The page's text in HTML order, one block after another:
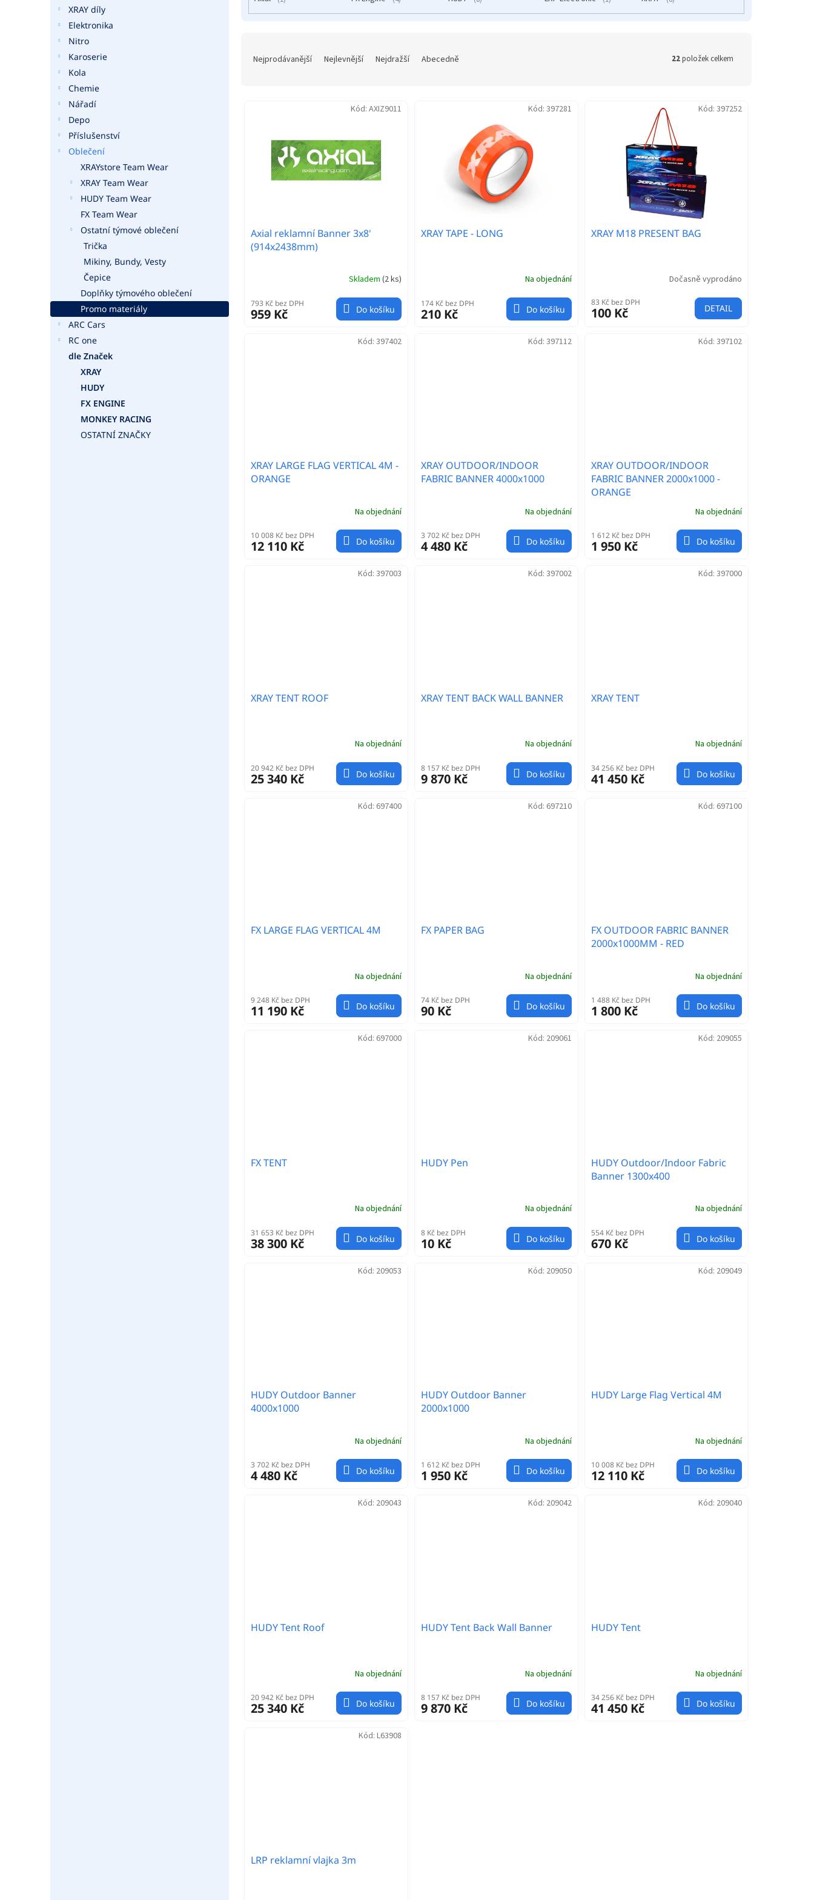
XRAY díly
Elektronika
Nitro
Karoserie
Kola
Chemie
Nářadí
Depo
Příslušenství
Oblečení
XRAYstore Team Wear
XRAY Team Wear
HUDY Team Wear
FX Team Wear
Ostatní týmové oblečení
Trička
Mikiny, Bundy, Vesty
Čepice
Doplňky týmového oblečení
Promo materiály
ARC Cars
RC one
dle Značek
FX ENGINE
HUDY
MONKEY RACING
XRAY
OSTATNÍ ZNAČKY
Nejprodávanější Nejlevnější Nejdražší Abecedně 22položek celkem
Axial reklamní Banner 3x8'
(914x2438mm)
Skladem (2 ks)
793 Kč bez DPH
959 Kč Do košíku
Kód: AXIZ9011
XRAY TAPE - LONG
Na objednání
174 Kč bez DPH
210 Kč Do košíku
Kód: 397281
XRAY M18 PRESENT BAG
Dočasně vyprodáno
83 Kč bez DPH
100 Kč DETAIL
Kód: 397252
XRAY LARGE FLAG VERTICAL 4M -
ORANGE
Na objednání
10 008 Kč bez DPH
12 110 Kč Do košíku
Kód: 397402
XRAY OUTDOOR/INDOOR
FABRIC BANNER 4000x1000
Na objednání
3 702 Kč bez DPH
4 480 Kč Do košíku
Kód: 397112
XRAY OUTDOOR/INDOOR
FABRIC BANNER 2000x1000 -
ORANGE
Na objednání
1 612 Kč bez DPH
1 950 Kč Do košíku
Kód: 397102
XRAY TENT ROOF
Na objednání
20 942 Kč bez DPH
25 340 Kč Do košíku
Kód: 397003
XRAY TENT BACK WALL BANNER
Na objednání
8 157 Kč bez DPH
9 870 Kč Do košíku
Kód: 397002
XRAY TENT
Na objednání
34 256 Kč bez DPH
41 450 Kč Do košíku
Kód: 397000
FX LARGE FLAG VERTICAL 4M
Na objednání
9 248 Kč bez DPH
11 190 Kč Do košíku
Kód: 697400
FX PAPER BAG
Na objednání
74 Kč bez DPH
90 Kč Do košíku
Kód: 697210
FX OUTDOOR FABRIC BANNER
2000x1000MM - RED
Na objednání
1 488 Kč bez DPH
1 800 Kč Do košíku
Kód: 697100
FX TENT
Na objednání
31 653 Kč bez DPH
38 300 Kč Do košíku
Kód: 697000
HUDY Pen
Na objednání
8 Kč bez DPH
10 Kč Do košíku
Kód: 209061
HUDY Outdoor/Indoor Fabric
Banner 1300x400
Na objednání
554 Kč bez DPH
670 Kč Do košíku
Kód: 209055
HUDY Outdoor Banner
4000x1000
Na objednání
3 702 Kč bez DPH
4 480 Kč Do košíku
Kód: 209053
HUDY Outdoor Banner
2000x1000
Na objednání
1 612 Kč bez DPH
1 950 Kč Do košíku
Kód: 209050
HUDY Large Flag Vertical 4M
Na objednání
10 008 Kč bez DPH
12 110 Kč Do košíku
Kód: 209049
HUDY Tent Roof
Na objednání
20 942 Kč bez DPH
25 340 Kč Do košíku
Kód: 209043
HUDY Tent Back Wall Banner
Na objednání
8 157 Kč bez DPH
9 870 Kč Do košíku
Kód: 209042
HUDY Tent
Na objednání
34 256 Kč bez DPH
41 450 Kč Do košíku
Kód: 209040
LRP reklamní vlajka 3m
Kód: L63908